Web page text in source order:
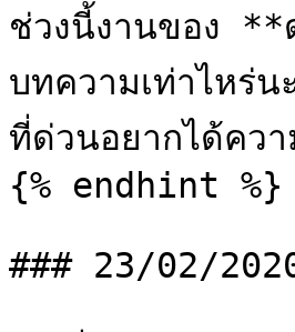
ช่วงนี้งานของ **
บทความเท่าไหร่
ที่ด่วนอยากได้คว
{% endhint %}
### 23/02/